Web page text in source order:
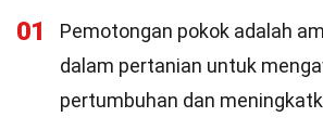
01
Pemotongan pokok adalah
dalam pertanian untuk
pertumbuhan dan